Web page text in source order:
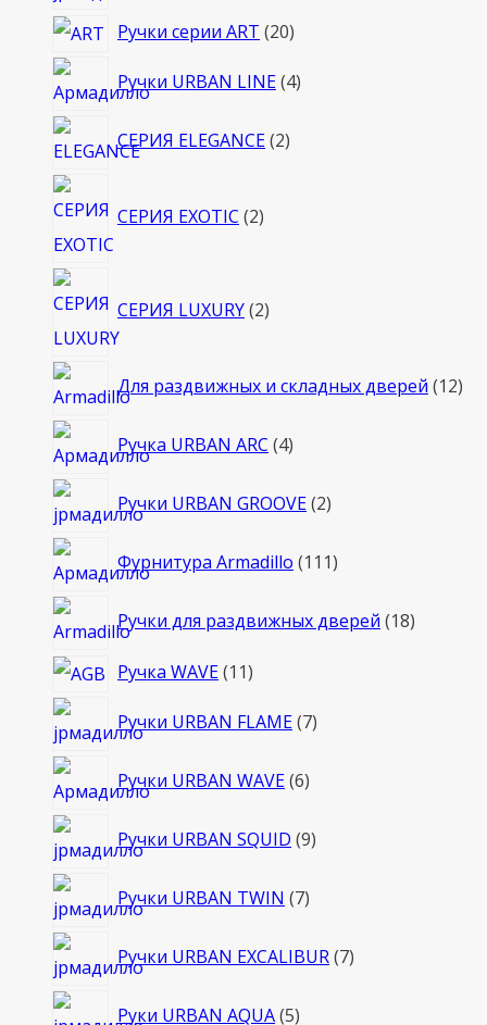
Ручки серии ART 2020
Ручки URBAN LINE 44
СЕРИЯ ELEGANCE 22
СЕРИЯ EXOTIC 2товара
СЕРИЯ LUXURY 2товара
Для раздвижных и складных дверей 1212
Ручка URBAN ARC 44
Ручки URBAN GROOVE 22
Фурнитура Armadillo 111111
Ручки для раздвижных дверей 1818
Ручка WAVE 1111
Ручки URBAN FLAME 77
Ручки URBAN WAVE 66
Ручки URBAN SQUID 99
Ручки URBAN TWIN 77
Ручки URBAN EXCALIBUR 77
Руки URBAN AQUA 55